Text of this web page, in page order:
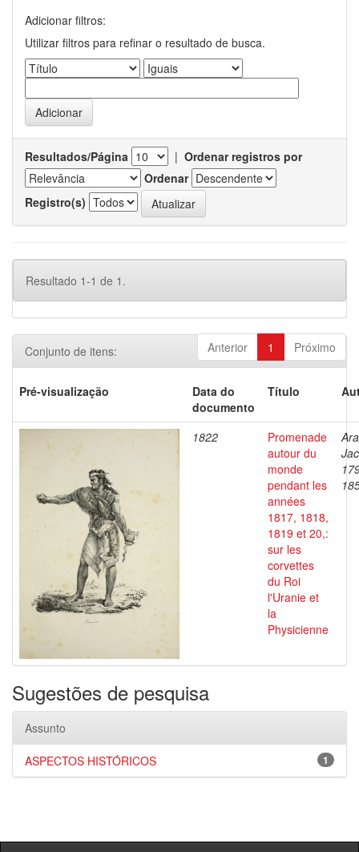
Adicionar filtros:
Utilizar filtros para refinar o resultado de busca.
Resultados/Página | Ordenar registros por
Ordenar
Registro(s)
Resultado 1-1 de 1.
Anterior 1 Próximo
Conjunto de itens:
Pré-visualização
Data do
documento
Título
1822
Promenade
autour du
monde
pendant les
années
1817, 1818,
1819 et 20,:
sur les
corvettes
du Roi
l'Uranie et
la
Physicienne
Sugestões de pesquisa
Assunto
1
ASPECTOS HISTÓRICOS